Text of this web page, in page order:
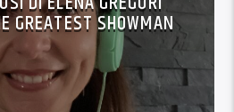
GREATEST SHOWMAN